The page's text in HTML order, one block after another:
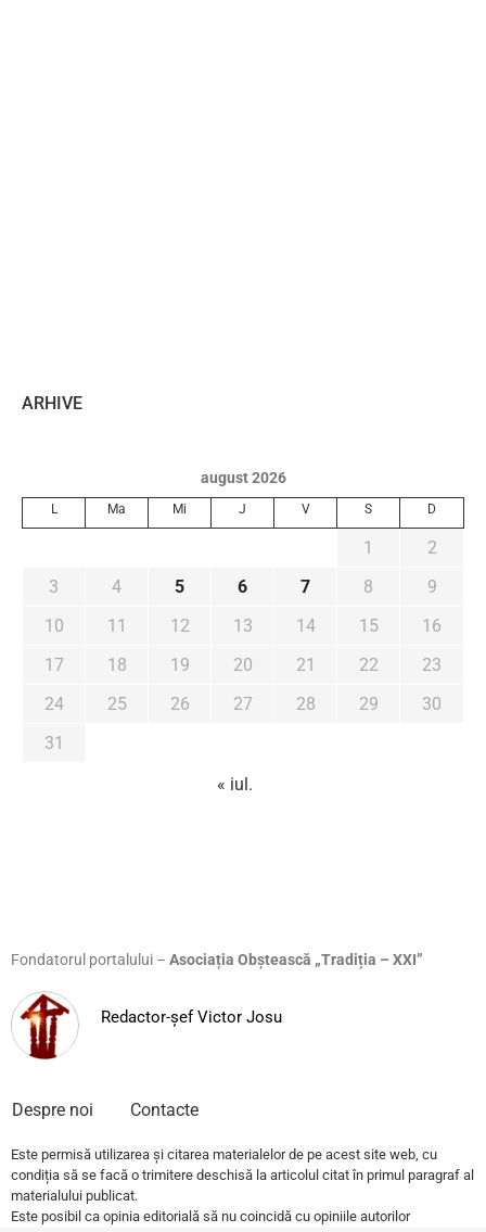
ARHIVE
august 2026
L Ma Mi J V S D
1
2
3
4 5 6 7 8
9
10
11 12 13 14 15
16
17
18 19 20 21 22
23
24
25 26 27 28 29
30
31
« iul.
Fondatorul portalului – Asociația Obștească „Tradiția – XXI”
Redactor-șef Victor Josu
Despre noi Contacte
Este permisă utilizarea și citarea materialelor de pe acest site web, cu
condiția să se facă o trimitere deschisă la articolul citat în primul paragraf al
materialului publicat.
Este posibil ca opinia editorială să nu coincidă cu opiniile autorilor